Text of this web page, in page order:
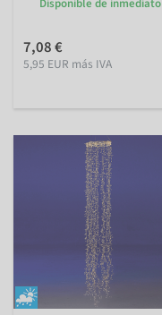
Disponible de inmediato
7,08 €
5,95 EUR más IVA